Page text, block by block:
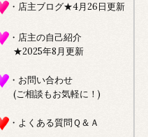
・店主ブログ★4月26日更新
・店主の自己紹介
★2025年8月更新
・お問い合わせ
(ご相談もお気軽に！)
・よくある質問Ｑ＆Ａ